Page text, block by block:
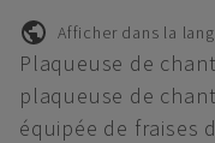
Afficher dans la
Plaqueuse de
plaqueuse de
équipée de fraises